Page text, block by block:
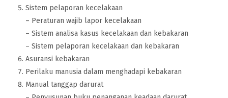
Sistem pelaporan kecelakaan
– Peraturan wajib lapor kecelakaan
– Sistem analisa kasus kecelakaan dan kebakaran
– Sistem pelaporan kecelakaan dan kebakaran
Asuransi kebakaran
Perilaku manusia dalam menghadapi kebakaran
Manual tanggap darurat